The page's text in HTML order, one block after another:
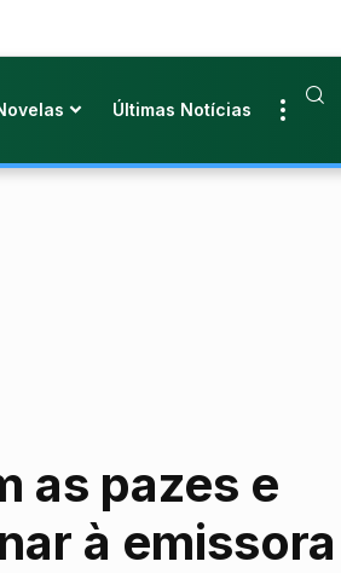
Últimas Notícias
as pazes e
à emissora